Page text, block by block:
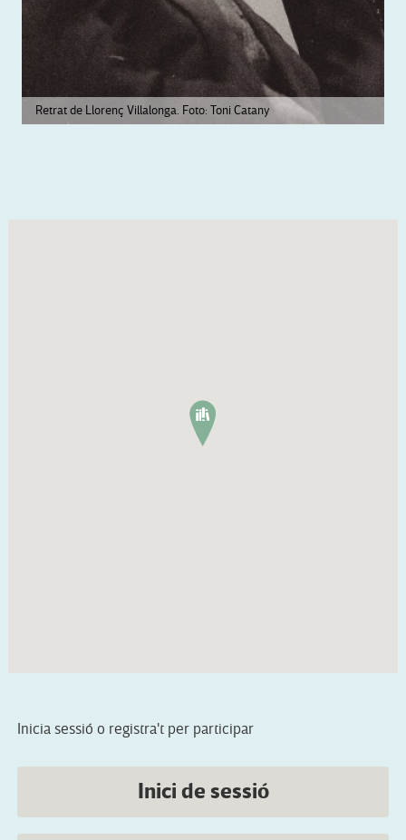
Retrat de Llorenç Villalonga. Foto: Toni Catany
Inicia sessió o registra't per participar
Inici de sessió